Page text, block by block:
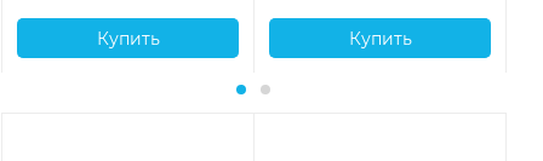
Купить Купить